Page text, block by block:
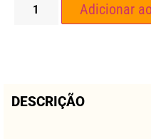
Adicionar
DESCRIÇÃO